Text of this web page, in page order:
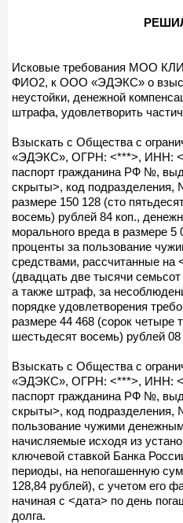
Исковые требования МОО
ФИО2, к ООО «ЭДЭКС» о
неустойки, денежной
штрафа, удовлетворить
Взыскать с Общества с
«ЭДЭКС», ОГРН: <***>, ИНН:
паспорт гражданина РФ №,
скрыты>, код
размере 150 128 (сто
восемь) рублей 84 коп.,
морального вреда в размере 5
проценты за пользование
средствами, рассчитанные на
(двадцать две тысячи семьсот
а также штраф, за
порядке удовлетворения
размере 44 468 (сорок четыре
шестьдесят восемь) рублей 08
Взыскать с Общества с
«ЭДЭКС», ОГРН: <***>, ИНН:
паспорт гражданина РФ №,
скрыты>, код подразделения,
пользование чужими
начисляемые исходя из
ключевой ставкой Банка
периоды, на непогашенную
128,84 рублей), с учетом его
начиная с <дата> по день
долга.